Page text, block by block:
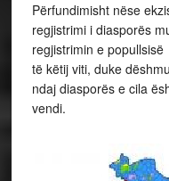
Përfundimisht nëse
regjistrimi i diasporës
regjistrimin e
të këtij viti, duke
ndaj diasporës e cila
vendi.